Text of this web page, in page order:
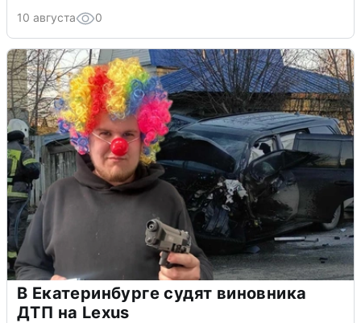
10 августа 0
В Екатеринбурге судят виновника
ДТП на Lexus